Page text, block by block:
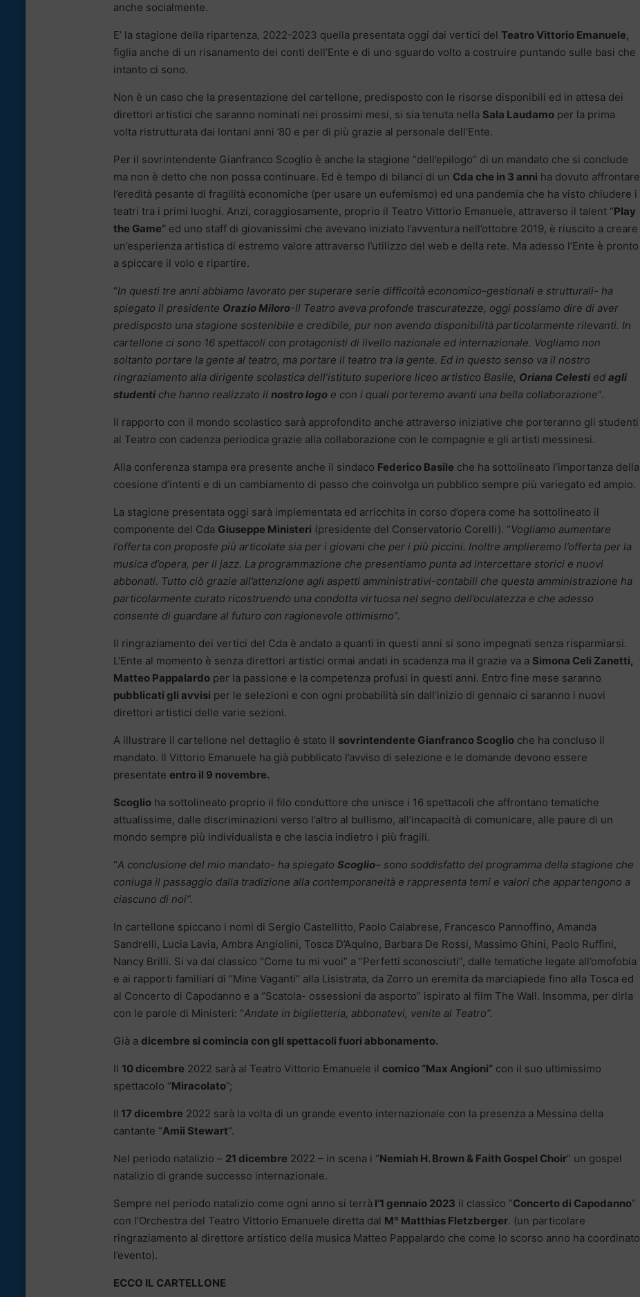
anche socialmente.
E’ la stagione della ripartenza, 2022-2023 quella presentata oggi dai vertici del Teatro Vittorio Emanuele,
figlia anche di un risanamento dei conti dell’Ente e di uno sguardo volto a costruire puntando sulle basi che
intanto ci sono.
Non è un caso che la presentazione del cartellone, predisposto con le risorse disponibili ed in attesa dei
direttori artistici che saranno nominati nei prossimi mesi, si sia tenuta nella Sala Laudamo per la prima
volta ristrutturata dai lontani anni ’80 e per di più grazie al personale dell’Ente.
Per il sovrintendente Gianfranco Scoglio è anche la stagione “dell’epilogo” di un mandato che si conclude
ma non è detto che non possa continuare. Ed è tempo di bilanci di un Cda che in 3 anni ha dovuto affrontare
l’eredità pesante di fragilità economiche (per usare un eufemismo) ed una pandemia che ha visto chiudere i
teatri tra i primi luoghi. Anzi, coraggiosamente, proprio il Teatro Vittorio Emanuele, attraverso il talent “Play
the Game” ed uno staff di giovanissimi che avevano iniziato l’avventura nell’ottobre 2019, è riuscito a creare
un’esperienza artistica di estremo valore attraverso l’utilizzo del web e della rete. Ma adesso l’Ente è pronto
a spiccare il volo e ripartire.
“In questi tre anni abbiamo lavorato per superare serie difficoltà economico-gestionali e strutturali- ha
spiegato il presidente Orazio Miloro-Il Teatro aveva profonde trascuratezze, oggi possiamo dire di aver
predisposto una stagione sostenibile e credibile, pur non avendo disponibilità particolarmente rilevanti. In
cartellone ci sono 16 spettacoli con protagonisti di livello nazionale ed internazionale. Vogliamo non
soltanto portare la gente al teatro, ma portare il teatro tra la gente. Ed in questo senso va il nostro
ringraziamento alla dirigente scolastica dell’istituto superiore liceo artistico Basile, Oriana Celesti ed agli
studenti che hanno realizzato il nostro logo e con i quali porteremo avanti una bella collaborazione”.
Il rapporto con il mondo scolastico sarà approfondito anche attraverso iniziative che porteranno gli studenti
al Teatro con cadenza periodica grazie alla collaborazione con le compagnie e gli artisti messinesi.
Alla conferenza stampa era presente anche il sindaco Federico Basile che ha sottolineato l’importanza della
coesione d’intenti e di un cambiamento di passo che coinvolga un pubblico sempre più variegato ed ampio.
La stagione presentata oggi sarà implementata ed arricchita in corso d’opera come ha sottolineato il
componente del Cda Giuseppe Ministeri (presidente del Conservatorio Corelli). “Vogliamo aumentare
l’offerta con proposte più articolate sia per i giovani che per i più piccini. Inoltre amplieremo l’offerta per la
musica d’opera, per il jazz. La programmazione che presentiamo punta ad intercettare storici e nuovi
abbonati. Tutto ciò grazie all’attenzione agli aspetti amministrativi-contabili che questa amministrazione ha
particolarmente curato ricostruendo una condotta virtuosa nel segno dell’oculatezza e che adesso
consente di guardare al futuro con ragionevole ottimismo”.
Il ringraziamento dei vertici del Cda è andato a quanti in questi anni si sono impegnati senza risparmiarsi.
L’Ente al momento è senza direttori artistici ormai andati in scadenza ma il grazie va a Simona Celi Zanetti,
Matteo Pappalardo per la passione e la competenza profusi in questi anni. Entro fine mese saranno
pubblicati gli avvisi per le selezioni e con ogni probabilità sin dall’inizio di gennaio ci saranno i nuovi
direttori artistici delle varie sezioni.
A illustrare il cartellone nel dettaglio è stato il sovrintendente Gianfranco Scoglio che ha concluso il
mandato. Il Vittorio Emanuele ha già pubblicato l’avviso di selezione e le domande devono essere
presentate entro il 9 novembre.
Scoglio ha sottolineato proprio il filo conduttore che unisce i 16 spettacoli che affrontano tematiche
attualissime, dalle discriminazioni verso l’altro al bullismo, all’incapacità di comunicare, alle paure di un
mondo sempre più individualista e che lascia indietro i più fragili.
“A conclusione del mio mandato- ha spiegato Scoglio– sono soddisfatto del programma della stagione che
coniuga il passaggio dalla tradizione alla contemporaneità e rappresenta temi e valori che appartengono a
ciascuno di noi”.
In cartellone spiccano i nomi di Sergio Castellitto, Paolo Calabrese, Francesco Pannoffino, Amanda
Sandrelli, Lucia Lavia, Ambra Angiolini, Tosca D’Aquino, Barbara De Rossi, Massimo Ghini, Paolo Ruffini,
Nancy Brilli. Si va dal classico “Come tu mi vuoi” a “Perfetti sconosciuti”, dalle tematiche legate all’omofobia
e ai rapporti familiari di “Mine Vaganti” alla Lisistrata, da Zorro un eremita da marciapiede fino alla Tosca ed
al Concerto di Capodanno e a “Scatola- ossessioni da asporto” ispirato al film The Wall. Insomma, per dirla
con le parole di Ministeri: “Andate in biglietteria, abbonatevi, venite al Teatro”.
Già a dicembre si comincia con gli spettacoli fuori abbonamento.
Il 10 dicembre 2022 sarà al Teatro Vittorio Emanuele il comico “Max Angioni” con il suo ultimissimo
spettacolo “Miracolato”;
Il 17 dicembre 2022 sarà la volta di un grande evento internazionale con la presenza a Messina della
cantante “Amii Stewart”.
Nel periodo natalizio – 21 dicembre 2022 – in scena i “Nemiah H. Brown & Faith Gospel Choir” un gospel
natalizio di grande successo internazionale.
Sempre nel periodo natalizio come ogni anno si terrà l’1 gennaio 2023 il classico “Concerto di Capodanno”
con l’Orchestra del Teatro Vittorio Emanuele diretta dal M° Matthias Fletzberger. (un particolare
ringraziamento al direttore artistico della musica Matteo Pappalardo che come lo scorso anno ha coordinato
l’evento).
ECCO IL CARTELLONE